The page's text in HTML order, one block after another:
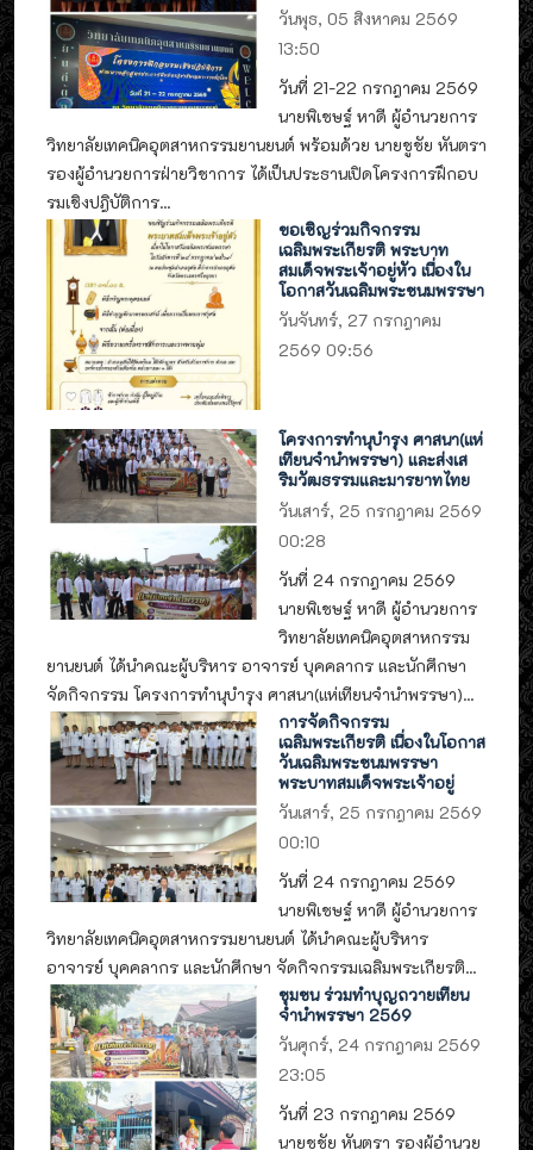
วันพุธ, 05 สิงหาคม 2569
13:50
วันที่ 21-22 กรกฎาคม 2569
นายพิเชษฐ์ หาดี ผู้อำนวยการ
วิทยาลัยเทคนิคอุตสาหกรรมยานยนต์ พร้อมด้วย นายชูชัย หันตรา
รองผู้อำนวยการฝ่ายวิชาการ ได้เป็นประธานเปิดโครงการฝึกอบ
รมเชิงปฎิบัติการ...
ขอเชิญร่วมกิจกรรม
เฉลิมพระเกียรติ พระบาท
สมเด็จพระเจ้าอยู่หัว เนื่องใน
โอกาสวันเฉลิมพระชนมพรรษา
วันจันทร์, 27 กรกฎาคม
2569 09:56
โครงการทำนุบำรุง ศาสนา(แห่
เทียนจำนำพรรษา) และส่งเส
ริมวัฒธรรมและมารยาทไทย
วันเสาร์, 25 กรกฎาคม 2569
00:28
วันที่ 24 กรกฎาคม 2569
นายพิเชษฐ์ หาดี ผู้อำนวยการ
วิทยาลัยเทคนิคอุตสาหกรรม
ยานยนต์ ได้นำคณะผู้บริหาร อาจารย์ บุคคลากร และนักศึกษา
จัดกิจกรรม โครงการทำนุบำรุง ศาสนา(แห่เทียนจำนำพรรษา)...
การจัดกิจกรรม
เฉลิมพระเกียรติ เนื่องในโอกาส
วันเฉลิมพระชนมพรรษา
พระบาทสมเด็จพระเจ้าอยู่
วันเสาร์, 25 กรกฎาคม 2569
00:10
วันที่ 24 กรกฎาคม 2569
นายพิเชษฐ์ หาดี ผู้อำนวยการ
วิทยาลัยเทคนิคอุตสาหกรรมยานยนต์ ได้นำคณะผู้บริหาร
อาจารย์ บุคคลากร และนักศึกษา จัดกิจกรรมเฉลิมพระเกียรติ...
ชุมชน ร่วมทำบุญถวายเทียน
จำนำพรรษา 2569
วันศุกร์, 24 กรกฎาคม 2569
23:05
วันที่ 23 กรกฎาคม 2569
นายชูชัย หันตรา รองผู้อำนวย